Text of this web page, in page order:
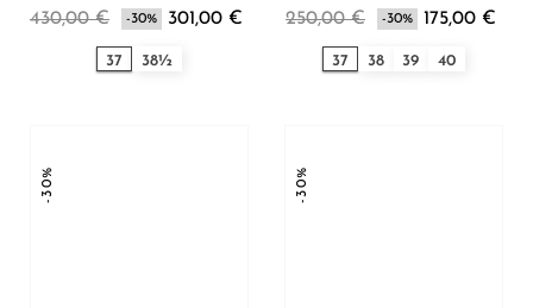
430,00 € -30% 301,00 €
37 38½
250,00 € -30% 175,00 €
37 38 39 40
-30% -30%